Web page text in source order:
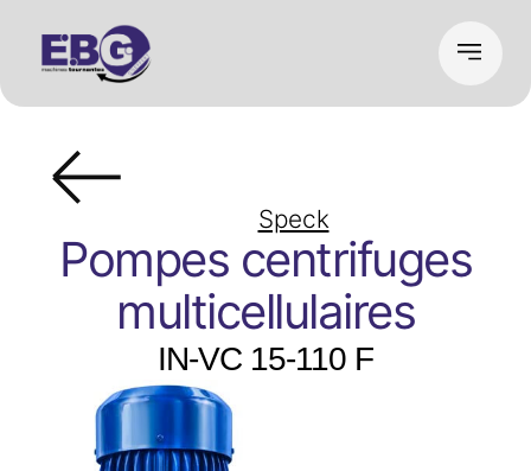
Speck
Pompes centrifuges
multicellulaires
IN-VC 15-110 F